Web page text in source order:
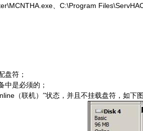
、 C:\Program
盘符；
中是必须的；
（联机）”状态，并且不挂载盘符，如下图